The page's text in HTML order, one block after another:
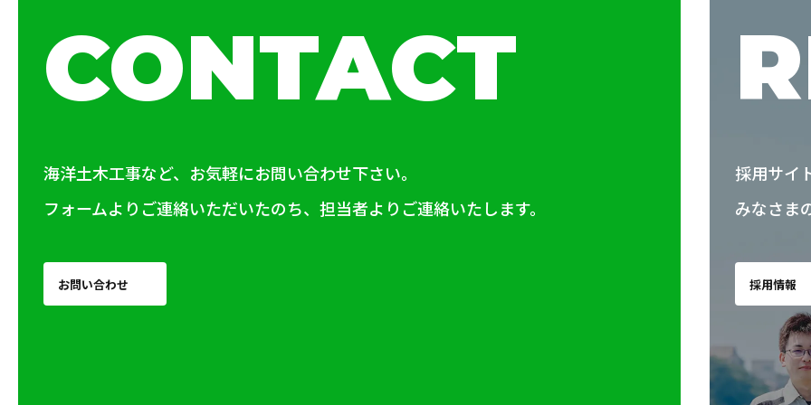
CONTACT
海洋土木工事など、お気軽にお問い合わせ下さい。
フォームよりご連絡いただいたのち、担当者よりご連絡いたします。
お問い合わせ
採用サイ
みなさま
採用情報